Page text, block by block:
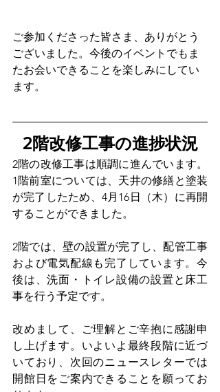
ご参加くださった皆さま、ありがとう
ございました。今後のイベントでもま
たお会いできることを楽しみにしてい
ます。
2階改修工事の進捗状況
2階の改修工事は順調に進んでいます。
1階前室については、天井の修繕と塗装
が完了したため、4月16日（木）に再開
することができました。
2階では、壁の設置が完了し、配管工事
および電気配線も完了しています。今
後は、洗面・トイレ設備の設置と床工
事を行う予定です。
改めまして、ご理解とご辛抱に感謝申
し上げます。いよいよ最終段階に近づ
いており、次回のニュースレターでは
開館日をご案内できることを願ってお